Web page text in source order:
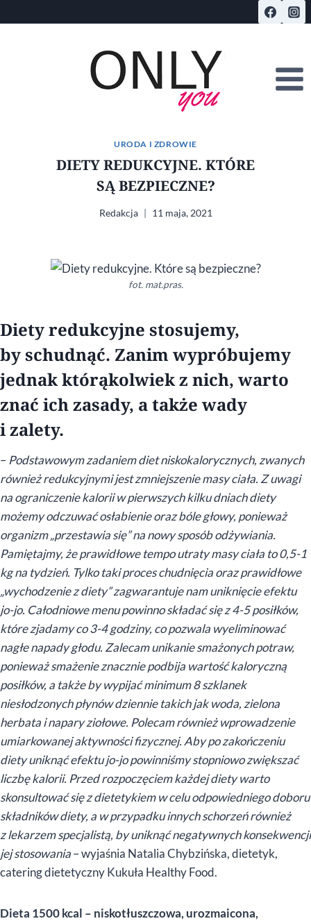
do
URODA I ZDROWIE
DIETY REDUKCYJNE. KTÓRE
SĄ BEZPIECZNE?
Redakcja 11 maja, 2021
fot. mat.pras.
Diety redukcyjne stosujemy,
by schudnąć. Zanim wypróbujemy
jednak którąkolwiek z nich, warto
znać ich zasady, a także wady
i zalety.
– Podstawowym zadaniem diet niskokalorycznych, zwanych
również redukcyjnymi jest zmniejszenie masy ciała. Z uwagi
na ograniczenie kalorii w pierwszych kilku dniach diety
możemy odczuwać osłabienie oraz bóle głowy, ponieważ
organizm „przestawia się” na nowy sposób odżywiania.
Pamiętajmy, że prawidłowe tempo utraty masy ciała to 0,5-1
kg na tydzień. Tylko taki proces chudnięcia oraz prawidłowe
„wychodzenie z diety” zagwarantuje nam uniknięcie efektu
jo-jo. Całodniowe menu powinno składać się z 4-5 posiłków,
które zjadamy co 3-4 godziny, co pozwala wyeliminować
nagłe napady głodu. Zalecam unikanie smażonych potraw,
ponieważ smażenie znacznie podbija wartość kaloryczną
posiłków, a także by wypijać minimum 8 szklanek
niesłodzonych płynów dziennie takich jak woda, zielona
herbata i napary ziołowe. Polecam również wprowadzenie
umiarkowanej aktywności fizycznej. Aby po zakończeniu
diety uniknąć efektu jo-jo powinniśmy stopniowo zwiększać
liczbę kalorii. Przed rozpoczęciem każdej diety warto
skonsultować się z dietetykiem w celu odpowiedniego doboru
składników diety, a w przypadku innych schorzeń również
z lekarzem specjalistą, by uniknąć negatywnych konsekwencji
jej stosowania– wyjaśnia Natalia Chybzińska, dietetyk,
catering dietetyczny Kukuła Healthy Food.
Dieta 1500 kcal – niskotłuszczowa, urozmaicona,